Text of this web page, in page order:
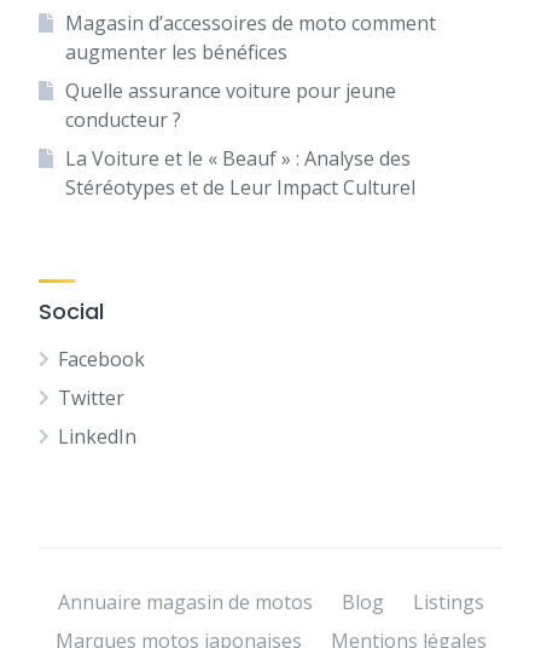
Magasin d’accessoires de moto comment
augmenter les bénéfices
Quelle assurance voiture pour jeune
conducteur ?
La Voiture et le « Beauf » : Analyse des
Stéréotypes et de Leur Impact Culturel
Social
Facebook
Twitter
LinkedIn
Annuaire magasin de motos Blog
Listings
Marques motos japonaises
Mentions légales